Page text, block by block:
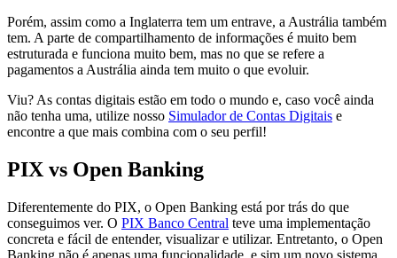
Porém, assim como a Inglaterra tem um entrave, a Austrália também
tem. A parte de compartilhamento de informações é muito bem
estruturada e funciona muito bem, mas no que se refere a
pagamentos a Austrália ainda tem muito o que evoluir.
Viu? As contas digitais estão em todo o mundo e, caso você ainda
não tenha uma, utilize nosso Simulador de Contas Digitais e
encontre a que mais combina com o seu perfil!
PIX vs Open Banking
Diferentemente do PIX, o Open Banking está por trás do que
conseguimos ver. O PIX Banco Central teve uma implementação
concreta e fácil de entender, visualizar e utilizar. Entretanto, o Open
Banking não é apenas uma funcionalidade, e sim um novo sistema.